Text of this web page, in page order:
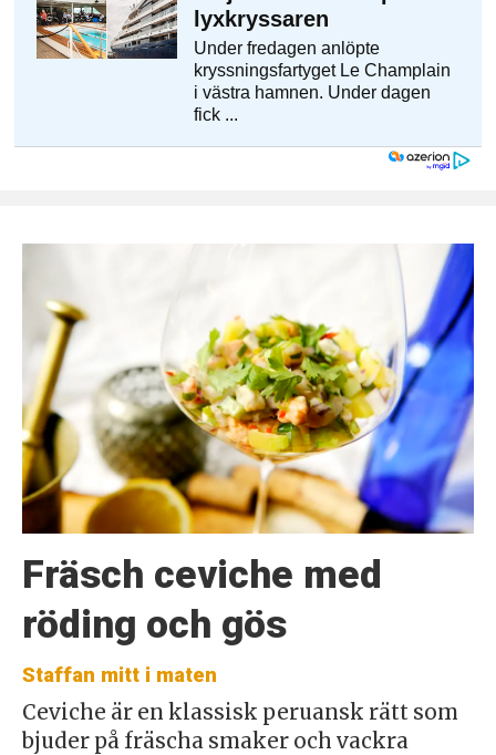
Fräsch ceviche med
röding och gös
Staffan mitt i maten
Ceviche är en klassisk peruansk rätt som
bjuder på fräscha smaker och vackra